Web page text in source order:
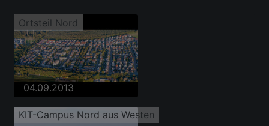
Ortsteil Nord
04.09.2013
KIT-Campus Nord aus Westen